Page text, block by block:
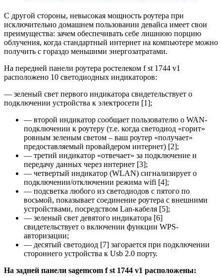
С другой стороны, невысокая мощность роутера при
исключительно домашнем пользовании девайса имеет свои
преимущества: зачем обеспечивать себе лишнюю порцию
облучения, когда стандартный интернет на компьютере можно
получить с гораздо меньшими энергозатратами.
На передней панели роутера ростелеком f st 1744 v1
расположено 10 светодиодных индикаторов:
— зеленый свет первого индикатора свидетельствует о
подключении устройства к электросети [1];
— второй индикатор сообщает пользователю о WAN-
подключении к роутеру (т.е. когда светодиод «горит»
ровным зеленым светом – ваш роутер «получает»
предоставляемый провайдером интернет) [2];
— третий индикатор «отвечает» за подключение и
передачу данных через интернет [3];
— четвертый индикатор (WLAN) сигнализирует о
подключении/отключении режима wifi [4];
— подсветка любого из светодиодов с пятого по
восьмой, показывает соединение роутера с внешними
устройствами, посредством Lan-кабеля [5];
— зеленый свет девятого индикатора [6]
свидетельствует о включении функции WPS-
авторизации;
— десятый светодиод [7] загорается при подключении
стороннего устройства к Usb 2.0 порту.
На задней панели sagemcom f st 1744 v1 расположены: